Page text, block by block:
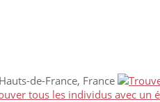
de-France, France